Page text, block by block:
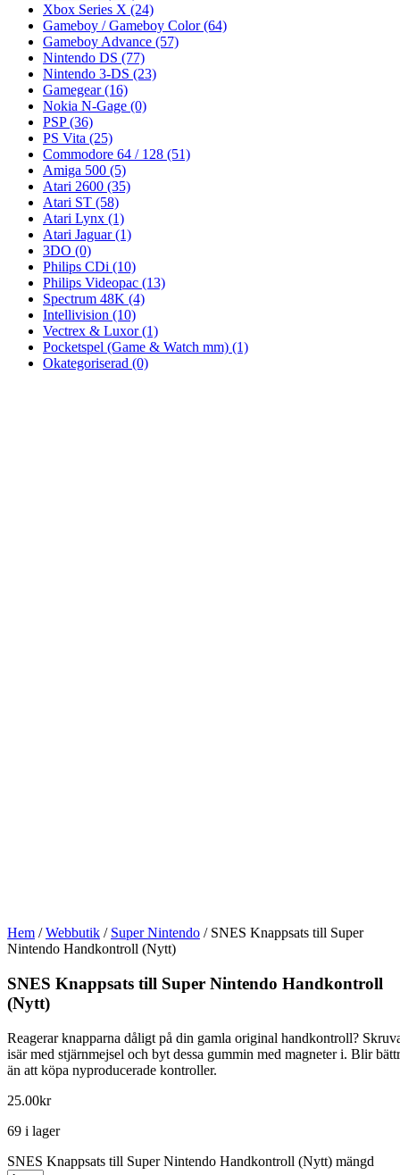
Xbox Series X (24)
Gameboy / Gameboy Color(64)
Gameboy Advance (57)
Nintendo DS (77)
Nintendo 3-DS (23)
Gamegear(16)
Nokia N-Gage (0)
PSP(36)
PS Vita (25)
Commodore 64 / 128 (51)
Amiga 500 (5)
Atari 2600 (35)
Atari ST (58)
Atari Lynx (1)
Atari Jaguar(1)
3DO (0)
Philips CDi (10)
Philips Videopac (13)
Spectrum 48K (4)
Intellivision (10)
Vectrex & Luxor(1)
Pocketspel (Game & Watch mm) (1)
Okategoriserad (0)
Hem /Webbutik / Super Nintendo / SNES Knappsats till Super
Nintendo Handkontroll (Nytt)
SNES Knappsats till Super Nintendo Handkontroll
(Nytt)
Reagerar knapparna dåligt på din gamla original handkontroll?
isär med stjärnmejsel och byt dessa gummin med magneter i. Blir
än att köpa nyproducerade kontroller.
25.00kr
69 i lager
SNES Knappsats till Super Nintendo Handkontroll (Nytt) mängd